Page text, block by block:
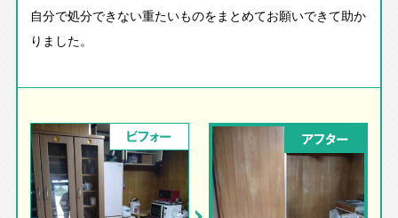
自分で処分できない重たいものをまとめてお願いできて助か
りました。
ビフォー アフター